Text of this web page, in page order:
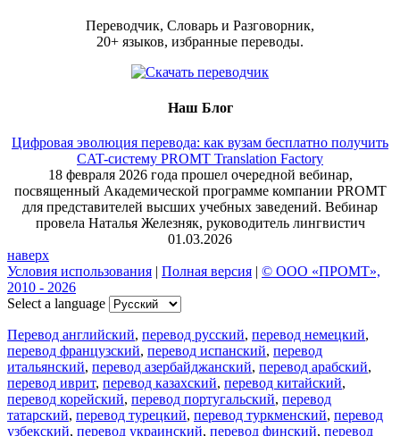
Переводчик, Словарь и Разговорник,
20+ языков, избранные переводы.
Наш Блог
Цифровая эволюция перевода: как вузам бесплатно получить
CAT-систему PROMT Translation Factory
18 февраля 2026 года прошел очередной вебинар,
посвященный Академической программе компании PROMT
для представителей высших учебных заведений. Вебинар
провела Наталья Железняк, руководитель лингвистич
01.03.2026
наверх
Условия использования | Полная версия | © ООО «ПРОМТ»,
2010 - 2026
Select a language
Перевод английский, перевод русский, перевод немецкий,
перевод французский, перевод испанский, перевод
итальянский, перевод азербайджанский, перевод арабский,
перевод иврит, перевод казахский, перевод китайский,
перевод корейский, перевод португальский, перевод
татарский, перевод турецкий, перевод туркменский, перевод
узбекский, перевод украинский, перевод финский, перевод